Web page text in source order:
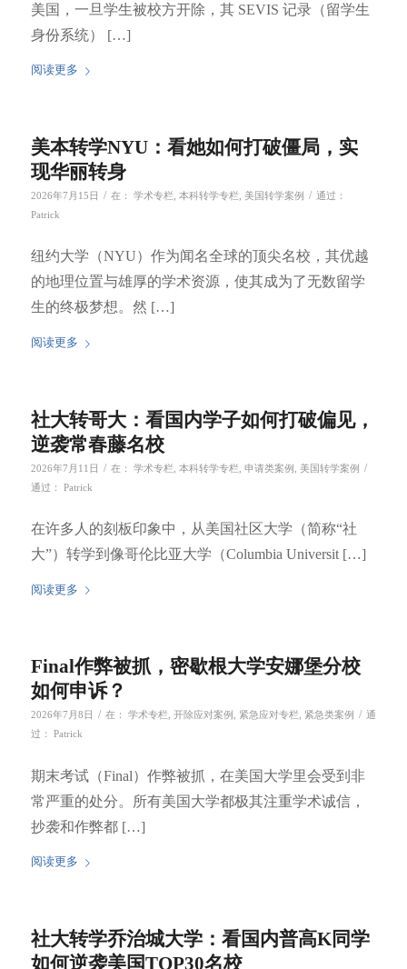
美国，一旦学生被校方开除，其 SEVIS 记录（留学生
身份系统） […]
阅读更多
美本转学NYU：看她如何打破僵局，实
现华丽转身
2026年7月15日 / 在： 学术专栏, 本科转学专栏, 美国转学案例 / 通过：
Patrick
纽约大学（NYU）作为闻名全球的顶尖名校，其优越
的地理位置与雄厚的学术资源，使其成为了无数留学
生的终极梦想。然 […]
阅读更多
社大转哥大：看国内学子如何打破偏见，
逆袭常春藤名校
2026年7月11日 / 在： 学术专栏, 本科转学专栏, 申请类案例 美国转学案例 /
通过： Patrick
在许多人的刻板印象中，从美国社区大学（简称“社
大”）转学到像哥伦比亚大学（Columbia Universit […]
阅读更多
Final作弊被抓，密歇根大学安娜堡分校
如何申诉？
2026年7月8日 / 在： 学术专栏, 开除应对案例, 紧急应对专栏, 紧急类案例 / 通
过： Patrick
期末考试（Final）作弊被抓，在美国大学里会受到非
常严重的处分。所有美国大学都极其注重学术诚信，
抄袭和作弊都 […]
阅读更多
社大转学乔治城大学：看国内普高K同学
如何逆袭美国TOP30名校